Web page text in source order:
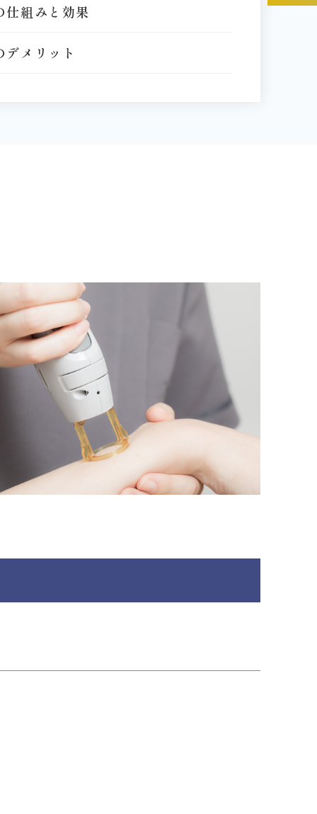
仕組みと効果
メリット